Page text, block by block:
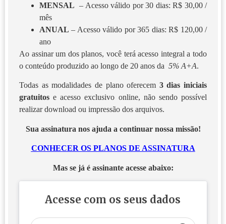
MENSAL – Acesso válido por 30 dias: R$ 30,00 /
mês
ANUAL – Acesso válido por 365 dias: R$ 120,00 /
ano
Ao assinar um dos planos, você terá acesso integral a todo
o conteúdo produzido ao longo de 20 anos da 5% A+A.
Todas as modalidades de plano oferecem 3 dias iniciais
gratuitos e acesso exclusivo online, não sendo possível
realizar download ou impressão dos arquivos.
Sua assinatura nos ajuda a continuar nossa missão!
CONHECER OS PLANOS DE ASSINATURA
Mas se já é assinante acesse abaixo:
Acesse com os seus dados